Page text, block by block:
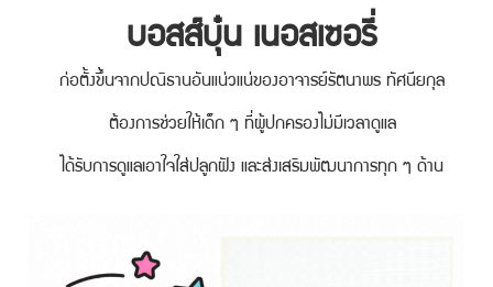
บอสส์บุ๋น เนอสเซอรี่
ก่อตั้งขึ้นจากปณิธานอันแน่วแน่ของอาจารย์รัตนาพร ทัศนียกุล
ต้องการช่วยให้เด็ก ๆ ที่ผู้ปกครองไม่มีเวลาดูแล
ได้รับการดูแลเอาใจใส่ปลูกฝัง และส่งเสริมพัฒนาการทุก ๆ ด้าน